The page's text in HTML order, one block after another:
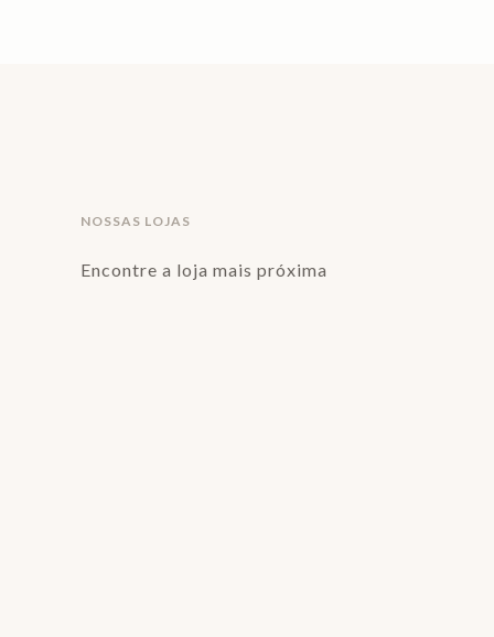
NOSSAS LOJAS
Encontre a loja mais próxima